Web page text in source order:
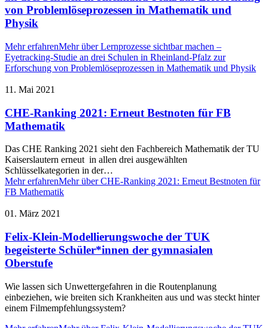
von Problemlöseprozessen in Mathematik und
Physik
Mehr erfahrenMehr über Lernprozesse sichtbar machen –
Eyetracking-Studie an drei Schulen in Rheinland-Pfalz zur
Erforschung von Problemlöseprozessen in Mathematik und Physik
11. Mai 2021
CHE-Ranking 2021: Erneut Bestnoten für FB
Mathematik
Das CHE Ranking 2021 sieht den Fachbereich Mathematik der TU
Kaiserslautern erneut in allen drei ausgewählten
Schlüsselkategorien in der…
Mehr erfahrenMehr über CHE-Ranking 2021: Erneut Bestnoten für
FB Mathematik
01. März 2021
Felix-Klein-Modellierungswoche der TUK
begeisterte Schüler*innen der gymnasialen
Oberstufe
Wie lassen sich Unwettergefahren in die Routenplanung
einbeziehen, wie breiten sich Krankheiten aus und was steckt hinter
einem Filmempfehlungssystem?